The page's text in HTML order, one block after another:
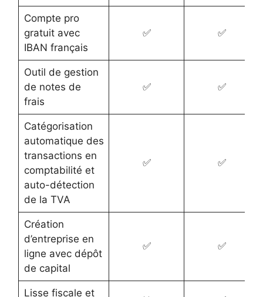
Compte pro
gratuit avec
IBAN français
✅ ✅
Outil de gestion
de notes de
frais
✅ ✅
Catégorisation
automatique des
transactions en
comptabilité et
auto-détection
de la TVA
✅ ✅
Création
d’entreprise en
ligne avec dépôt
de capital
✅ ✅
Lisse fiscale et